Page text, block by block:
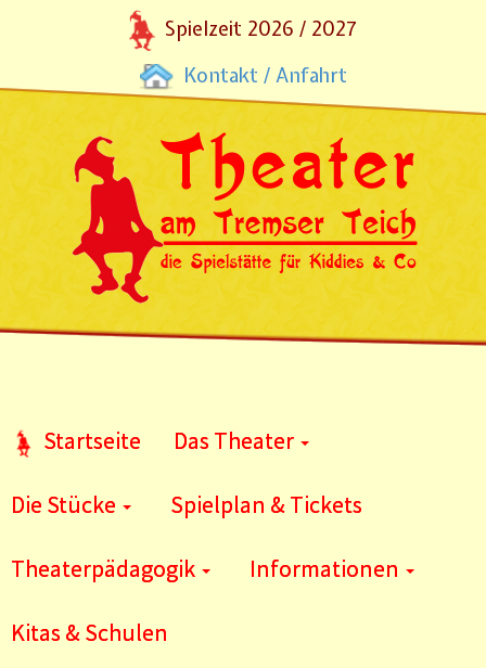
Spielzeit 2026 / 2027
Kontakt / Anfahrt
Startseite Das Theater
Die Stücke Spielplan & Tickets
Theaterpädagogik Informationen
Kitas & Schulen